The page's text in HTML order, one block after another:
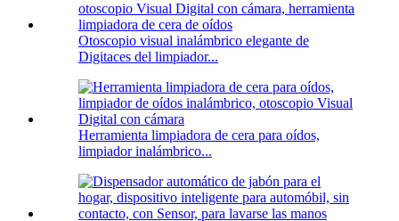
Otoscopio visual inalámbrico elegante de
Digitaces del limpiador...
Herramienta limpiadora de cera para oídos,
limpiador inalámbrico...